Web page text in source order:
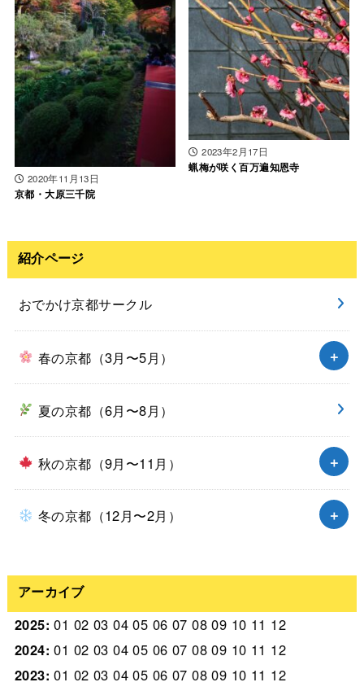
2020年11月13日
京都・大原三千院
2023年2月17日
蝋梅が咲く百万遍知恩寺
紹介ページ
おでかけ京都サークル
春の京都（3月〜5月）
夏の京都（6月〜8月）
秋の京都（9月〜11月）
冬の京都（12月〜2月）
アーカイブ
2025:01 02 03 04 05 06 07 08 09 10 11 12
2024:01 02 03 04 05 06 07 08 09 10 11 12
2023:01 02 03 04 05 06 07 08 09 10 11 12